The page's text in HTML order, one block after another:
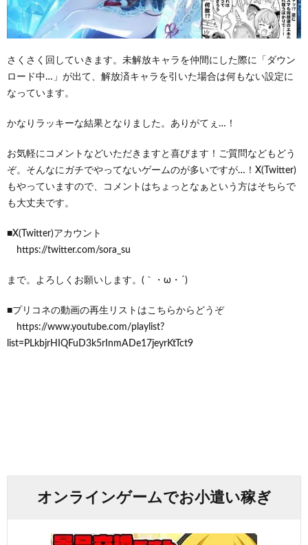
さくさく回していきます。未解放キャラを仲間にした際に「ダウン
ロード中…」が出て、解放済キャラを引いた場合は何もない設定に
なっています。
かなりラッキーな結果となりました。ありがてぇ…！
お気軽にコメントなどいただきますと喜びます！ご質問などもどう
ぞ。そんなにガチでやってないゲームのが多いですが…！X(Twitter)
もやっていますので、コメントはちょっとなぁという方はそちらで
も大丈夫です。
■X(Twitter)アカウント
https://twitter.com/sora_su
まで。よろしくお願いします。(｀・ω・´)
■プリコネの動画の再生リストはこちらからどうぞ
https://www.youtube.com/playlist?
list=PLkbjrHIQFuD3k5rInmADe17jeyrKtTct9
オンラインゲームでお小遣い稼ぎ